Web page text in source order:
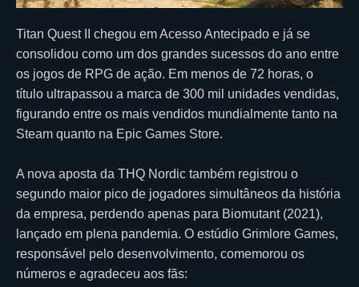
Titan Quest II chegou em Acesso Antecipado e já se
consolidou como um dos grandes sucessos do ano entre
os jogos de RPG de ação. Em menos de 72 horas, o
título ultrapassou a marca de 300 mil unidades vendidas,
figurando entre os mais vendidos mundialmente tanto na
Steam quanto na Epic Games Store.
A nova aposta da THQ Nordic também registrou o
segundo maior pico de jogadores simultâneos da história
da empresa, perdendo apenas para Biomutant (2021),
lançado em plena pandemia. O estúdio Grimlore Games,
responsável pelo desenvolvimento, comemorou os
números e agradeceu aos fãs: